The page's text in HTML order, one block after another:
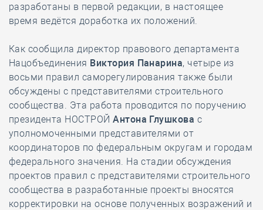
разработаны в первой редакции, в настоящее
время ведётся доработка их положений.
Как сообщила директор правового департамента
Нацобъединения Виктория Панарина, четыре из
восьми правил саморегулирования также были
обсуждены с представителями строительного
сообщества. Эта работа проводится по поручению
президента НОСТРОЙАнтона Глушкова с
уполномоченными представителями от
координаторов по федеральным округам и городам
федерального значения. На стадии обсуждения
проектов правил с представителями строительного
сообщества в разработанные проекты вносятся
корректировки на основе полученных возражений и